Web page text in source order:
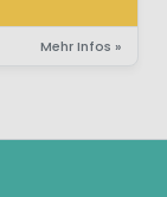
Mehr Infos »